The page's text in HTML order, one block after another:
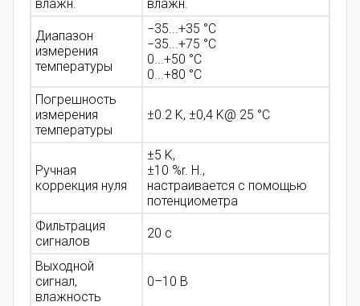
влажн. влажн.
Диапазон
измерения
температуры
−35...+35 °C
−35...+75 °C
0...+50 °C
0...+80 °C
Погрешность
измерения
температуры
±0.2 K, ±0,4 K@ 25 °C
Ручная
коррекция нуля
±5 K,
±10 %r. H.,
настраивается с помощью
потенциометра
Фильтрация
сигналов
20 с
Выходной
сигнал,
влажность
0–10 В